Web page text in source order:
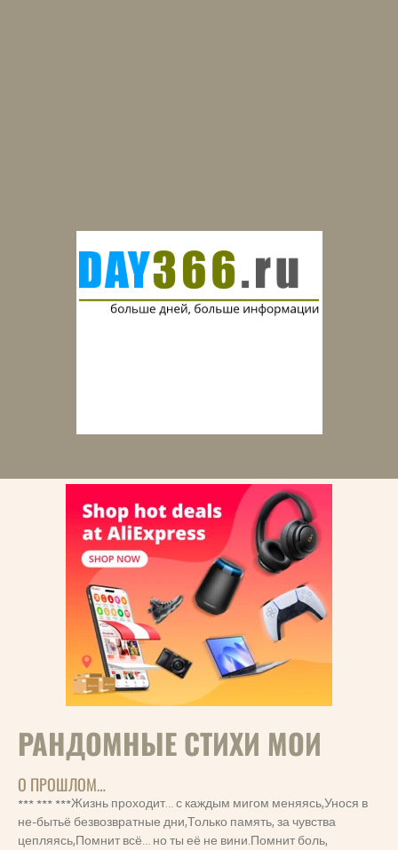
РАНДОМНЫЕ СТИХИ МОИ
О ПРОШЛОМ…
*** *** ***Жизнь проходит… с каждым мигом меняясь,Унося в
не-бытьё безвозвратные дни,Только память, за чувства
цепляясь,Помнит всё… но ты её не вини.Помнит боль,